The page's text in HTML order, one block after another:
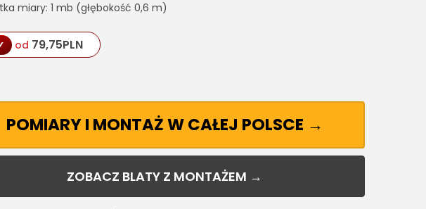
miary: 1 mb (głębokość 0,6 m)
od 79,75PLN
POMIARY I MONTAŻ W CAŁEJ POLSCE →
ZOBACZ BLATY Z MONTAŻEM →